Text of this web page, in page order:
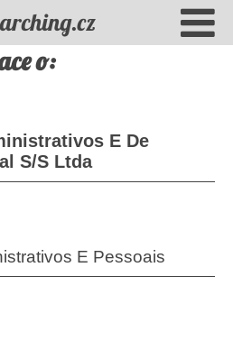
o:
E De
S/S Ltda
E Pessoais